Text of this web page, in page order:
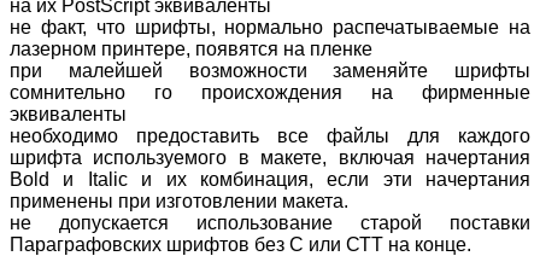
на их PostScript эквиваленты
не факт, что шрифты, нормально распечатываемые на
лазерном принтере, появятся на пленке
при малейшей возможности заменяйте шрифты
сомнительно го происхождения на фирменные
эквиваленты
необходимо предоставить все файлы для каждого
шрифта используемого в макете, включая начертания
Bold и Italic и их комбинация, если эти начертания
применены при изготовлении макета.
не допускается использование старой поставки
Параграфовских шрифтов без С или СТТ на конце.